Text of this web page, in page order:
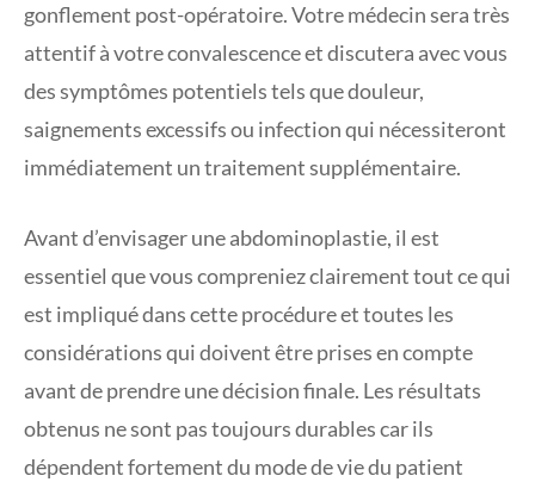
gonflement post-opératoire. Votre médecin sera très
attentif à votre convalescence et discutera avec vous
des symptômes potentiels tels que douleur,
saignements excessifs ou infection qui nécessiteront
immédiatement un traitement supplémentaire.
Avant d’envisager une abdominoplastie, il est
essentiel que vous compreniez clairement tout ce qui
est impliqué dans cette procédure et toutes les
considérations qui doivent être prises en compte
avant de prendre une décision finale. Les résultats
obtenus ne sont pas toujours durables car ils
dépendent fortement du mode de vie du patient